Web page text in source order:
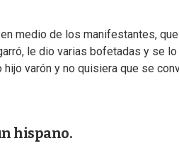
medio de los manifestantes,
le dio varias bofetadas y se
varón y no quisiera que se
hispano.